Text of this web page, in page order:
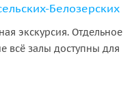
Белозерских
экскурсия. Отдельное
всё залы доступны для